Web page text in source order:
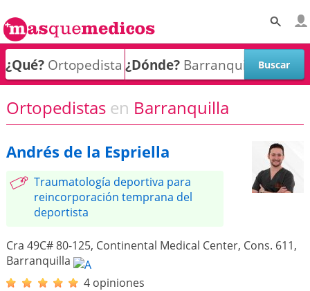
¿Qué? ¿Dónde?
Ortopedistas en Barranquilla
Andrés de la Espriella
Traumatología deportiva para
reincorporación temprana del
deportista
Cra 49C# 80-125, Continental Medical Center, Cons. 611,
Barranquilla
4 opiniones